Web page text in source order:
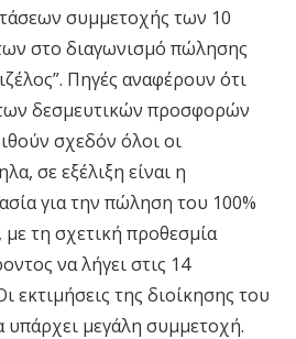
συμμετοχής των 10
στο διαγωνισμό πώλησης
Πηγές αναφέρουν ότι
δεσμευτικών προσφορών
σχεδόν όλοι οι
σε εξέλιξη είναι η
για την πώληση του 100%
τη σχετική προθεσμία
να λήγει στις 14
εκτιμήσεις της διοίκησης του
υπάρχει μεγάλη συμμετοχή.